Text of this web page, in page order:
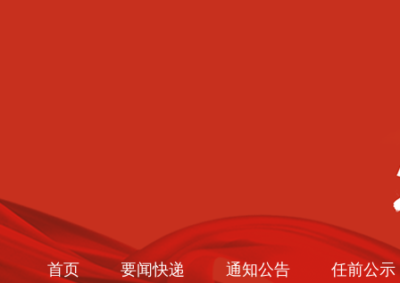
首页 要闻快递 通知公告 任前公示